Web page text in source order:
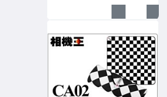
閃光燈-其它廠牌
電池把手、握把、兔籠
熱靴座、觀景窗、手機夾